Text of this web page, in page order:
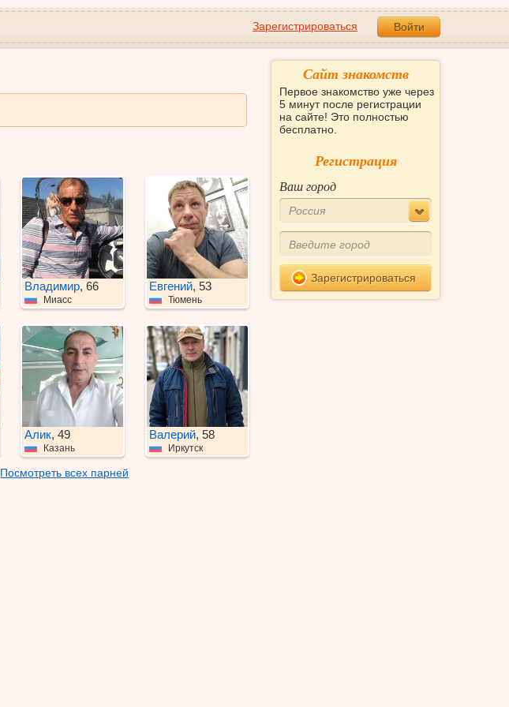
Зарегистрироваться Войти
Владимир, 66
Миасс
Евгений, 53
Тюмень
Алик, 49
Казань
Валерий, 58
Иркутск
Посмотреть всех парней
Сайт знакомств
Первое знакомство уже через
5 минут после регистрации
на сайте! Это полностью
бесплатно.
Регистрация
Ваш город
Россия
Зарегистрироваться